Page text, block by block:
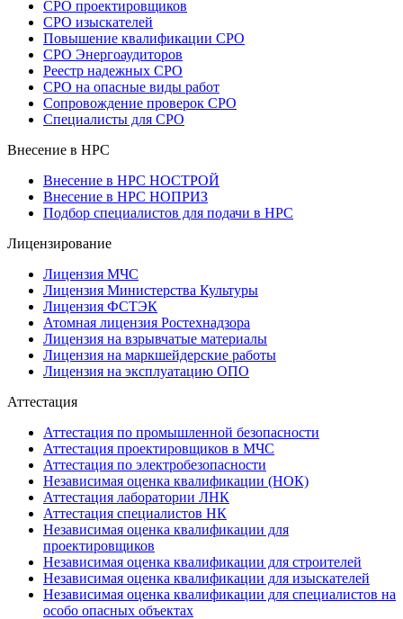
СРО проектировщиков
СРО изыскателей
Повышение квалификации СРО
СРО Энергоаудиторов
Реестр надежных СРО
СРО на опасные виды работ
Сопровождение проверок СРО
Специалисты для СРО
Внесение в НРС
Внесение в НРС НОСТРОЙ
Внесение в НРС НОПРИЗ
Подбор специалистов для подачи в НРС
Лицензирование
Лицензия МЧС
Лицензия Министерства Культуры
Лицензия ФСТЭК
Атомная лицензия Ростехнадзора
Лицензия на взрывчатые материалы
Лицензия на маркшейдерские работы
Лицензия на эксплуатацию ОПО
Аттестация
Аттестация по промышленной безопасности
Аттестация проектировщиков в МЧС
Аттестация по электробезопасности
Независимая оценка квалификации (НОК)
Аттестация лаборатории ЛНК
Аттестация специалистов НК
Независимая оценка квалификации для
проектировщиков
Независимая оценка квалификации для строителей
Независимая оценка квалификации для изыскателей
Независимая оценка квалификации для специалистов на
особо опасных объектах